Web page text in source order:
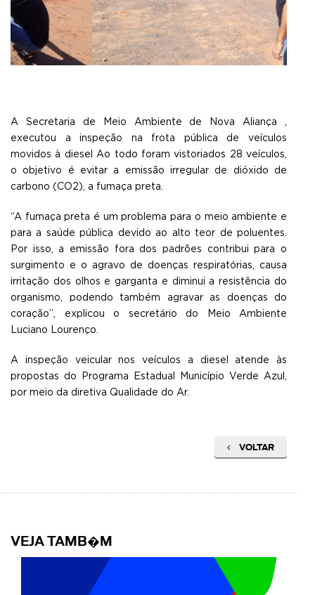
A Secretaria de Meio Ambiente de Nova Aliança ,
executou a inspeção na frota pública de veículos
movidos à diesel Ao todo foram vistoriados 28 veículos,
o objetivo é evitar a emissão irregular de dióxido de
carbono (CO2), a fumaça preta.
“A fumaça preta é um problema para o meio ambiente e
para a saúde pública devido ao alto teor de poluentes.
Por isso, a emissão fora dos padrões contribui para o
surgimento e o agravo de doenças respiratórias, causa
irritação dos olhos e garganta e diminui a resistência do
organismo, podendo também agravar as doenças do
coração”, explicou o secretário do Meio Ambiente
Luciano Lourenço.
A inspeção veicular nos veículos a diesel atende às
propostas do Programa Estadual Município Verde Azul,
por meio da diretiva Qualidade do Ar.
VOLTAR
VEJA TAMB�M